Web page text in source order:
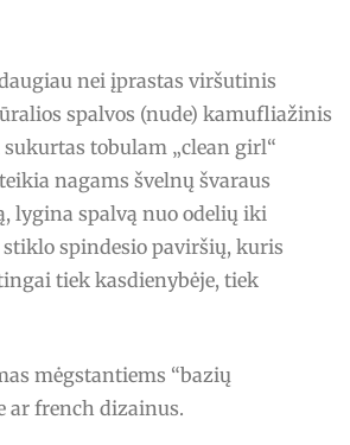
nei įprastas viršutinis
spalvos (nude) kamufliažinis
tobulam „clean girl“
nagams švelnų švaraus
lygina spalvą nuo odelių iki
spindesio paviršių, kuris
tiek kasdienybėje, tiek
mėgstantiems “bazių
ar french dizainus.